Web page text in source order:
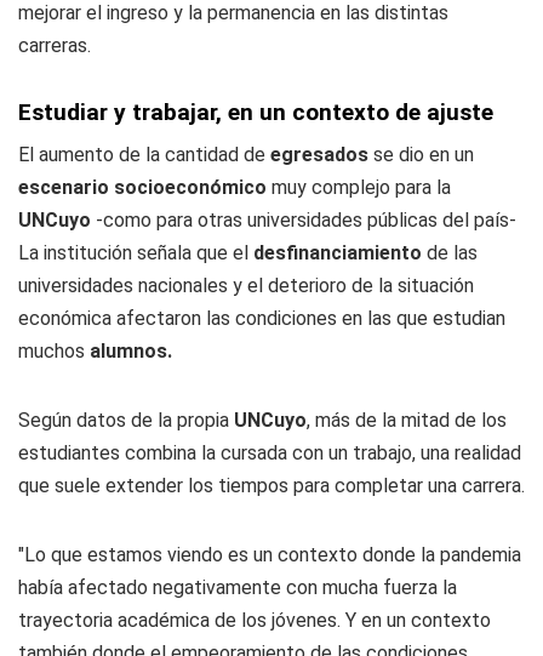
mejorar el ingreso y la permanencia en las distintas
carreras.
Estudiar y trabajar, en un contexto de ajuste
El aumento de la cantidad de egresados se dio en un
escenario socioeconómico muy complejo para la
UNCuyo -como para otras universidades públicas del país-
La institución señala que el desfinanciamiento de las
universidades nacionales y el deterioro de la situación
económica afectaron las condiciones en las que estudian
muchos alumnos.
Según datos de la propia UNCuyo, más de la mitad de los
estudiantes combina la cursada con un trabajo, una realidad
que suele extender los tiempos para completar una carrera.
"Lo que estamos viendo es un contexto donde la pandemia
había afectado negativamente con mucha fuerza la
trayectoria académica de los jóvenes. Y en un contexto